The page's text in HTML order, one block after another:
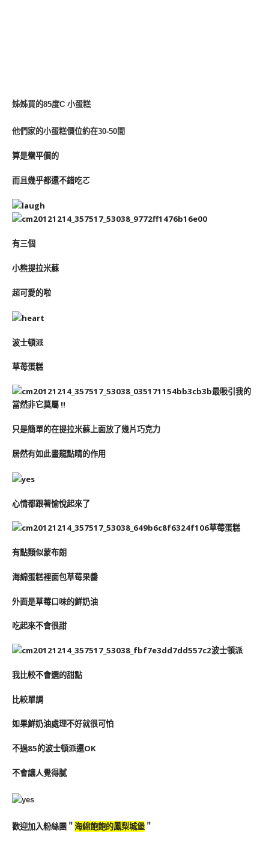
姊姊買的85度C 小蛋糕
他們家的小蛋糕價位約在30-50間
算是蠻平價的
而且幾乎都還不錯吃ㄛ
有三個
小熊提拉米蘇
超可愛的啦
波士頓派
草苺蛋糕
最吸引我的
當然非它莫屬 !!
只是簡單的在提拉米蘇上面放了幾片巧克力
居然有如此畫龍點睛的作用
心情都跟著愉悅起來了
草莓蛋糕
有點類似蒙布朗
海綿蛋糕裡面包草莓果醬
外面是草莓口味的鮮奶油
吃起來不會很甜
波士頓派
我比較不會選的甜點
比較單調
如果鮮奶油處理不好就很可怕
不過85的波士頓派還OK
不會讓人覺得膩
歡迎加入粉絲團＂海綿飽飽的鳳梨城堡 ＂